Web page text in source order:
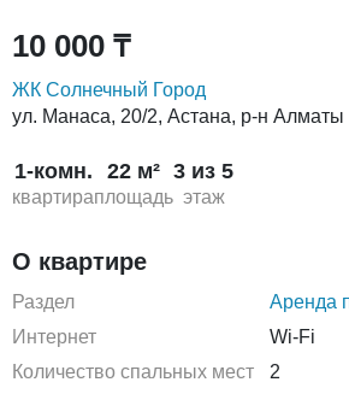
10 000 ₸
ЖК Солнечный Город
ул. Манаса, 20/2, Астана, р-н Алматы
1-комн.
квартира
22 м²
площадь
3 из 5
этаж
О квартире
Раздел
Аренда
Интернет
Wi-Fi
Количество спальных мест
2